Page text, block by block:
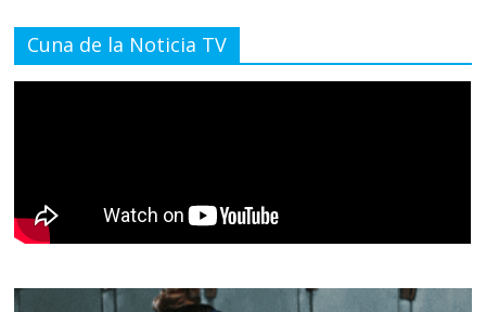
Cuna de la Noticia TV